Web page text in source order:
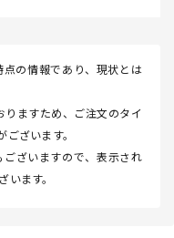
の情報であり、現状とは
ますため、ご注文のタイ
ざいます。
ざいますので、表示され
ます。